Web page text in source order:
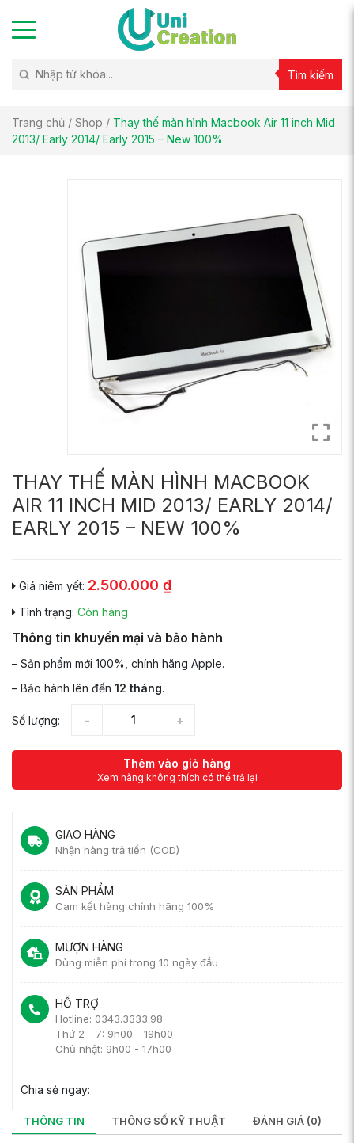
Tìm kiếm
Trang chủ / Shop / Thay thế màn hình Macbook Air 11 inch Mid
2013/ Early 2014/ Early 2015 – New 100%
THAY THẾ MÀN HÌNH MACBOOK
AIR 11 INCH MID 2013/ EARLY 2014/
EARLY 2015 – NEW 100%
Giá niêm yết: 2.500.000 ₫
Tình trạng: Còn hàng
Thông tin khuyến mại và bảo hành
– Sản phẩm mới 100%, chính hãng Apple.
– Bảo hành lên đến 12 tháng.
Số lượng:
Thêm vào giỏ hàng
Xem hàng không thích có thể trả lại
GIAO HÀNG
Nhận hàng trả tiền (COD)
SẢN PHẨM
Cam kết hàng chính hãng 100%
MƯỢN HÀNG
Dùng miễn phí trong 10 ngày đầu
HỖ TRỢ
Hotline: 0343.3333.98
Thứ 2 - 7: 9h00 - 19h00
Chủ nhật: 9h00 - 17h00
Chia sẻ ngay:
THÔNG TIN THÔNG SỐ KỸ THUẬT ĐÁNH GIÁ (0)